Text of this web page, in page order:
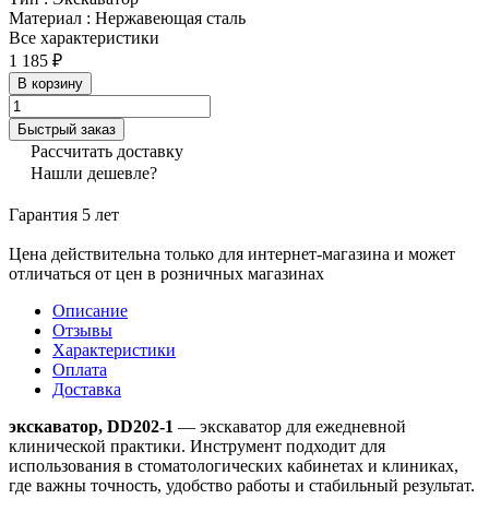
Материал : Нержавеющая сталь
Все характеристики
1 185 ₽
В корзину
Быстрый заказ
Рассчитать доставку
Нашли дешевле?
Гарантия 5 лет
Цена действительна только для интернет-магазина и может
отличаться от цен в розничных магазинах
Описание
Отзывы
Характеристики
Оплата
Доставка
экскаватор, DD202-1 — экскаватор для ежедневной
клинической практики. Инструмент подходит для
использования в стоматологических кабинетах и клиниках,
где важны точность, удобство работы и стабильный результат.